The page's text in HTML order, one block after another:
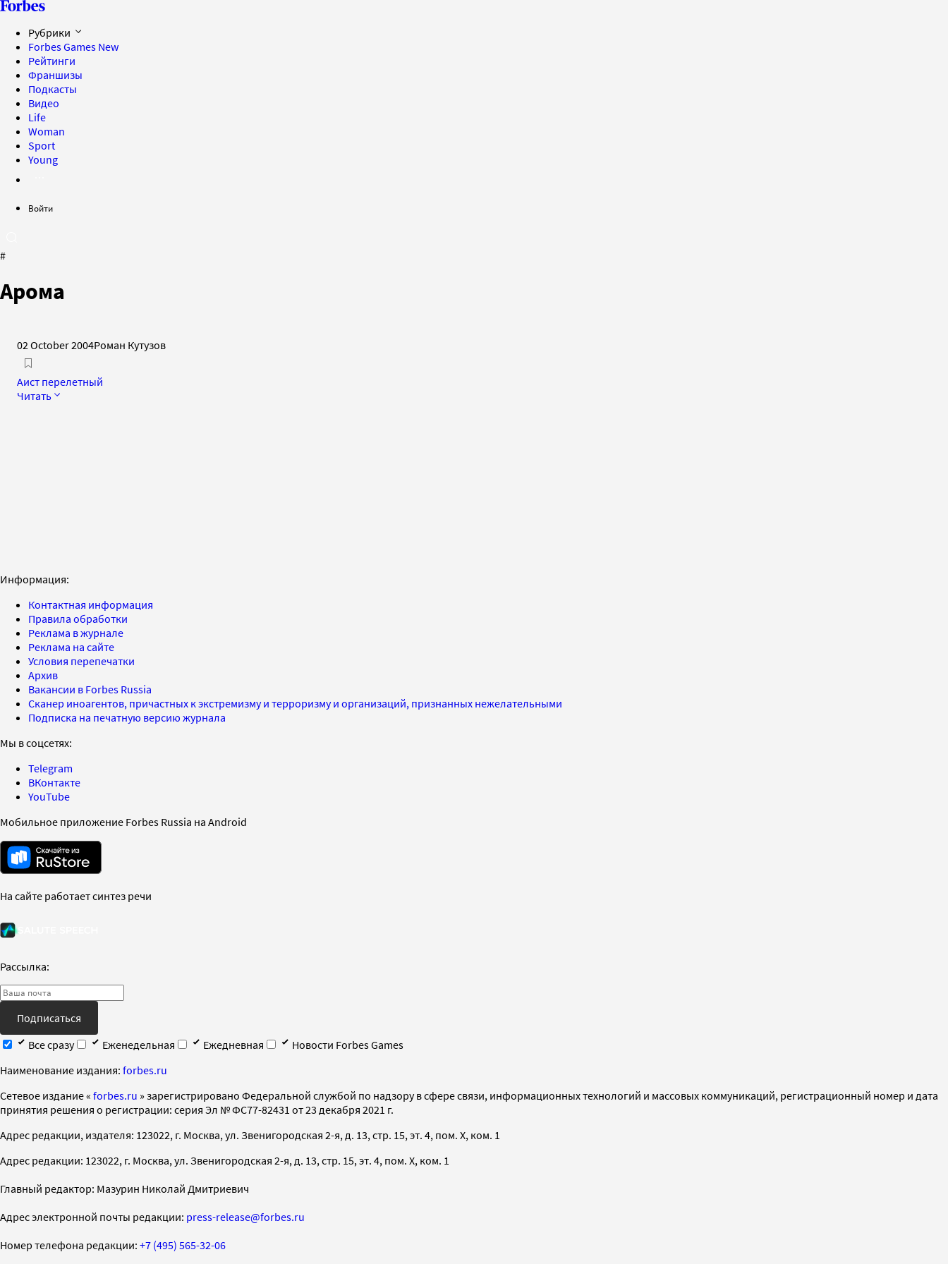
Рубрики
Forbes Games New
Рейтинги
Франшизы
Подкасты
Видео
Life
Woman
Sport
Young
Войти
#
Арома
02 October 2004Роман Кутузов
Аист перелетный
Читать
Информация:
Контактная информация
Правила обработки
Реклама в журнале
Реклама на сайте
Условия перепечатки
Архив
Вакансии в Forbes Russia
Сканер иноагентов, причастных к экстремизму и терроризму и организаций, признанных нежелательными
Подписка на печатную версию журнала
Мы в соцсетях:
Telegram
ВКонтакте
YouTube
Мобильное приложение Forbes Russia на Android
На сайте работает синтез речи
Рассылка:
Подписаться
Все сразу
Еженедельная Ежедневная
Новости Forbes Games
Наименование издания: forbes.ru
Cетевое издание « forbes.ru » зарегистрировано Федеральной службой по надзору в сфере связи, информационных технологий и массовых коммуникаций, регистрационный номер и дата
принятия решения о регистрации: серия Эл № ФС77-82431 от 23 декабря 2021 г.
Адрес редакции, издателя: 123022, г. Москва, ул. Звенигородская 2-я, д. 13, стр. 15, эт. 4, пом. X, ком. 1
Адрес редакции: 123022, г. Москва, ул. Звенигородская 2-я, д. 13, стр. 15, эт. 4, пом. X, ком. 1
Главный редактор: Мазурин Николай Дмитриевич
Адрес электронной почты редакции: press-release@forbes.ru
Номер телефона редакции: +7 (495) 565-32-06